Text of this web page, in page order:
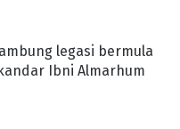
legasi bermula
Ibni Almarhum